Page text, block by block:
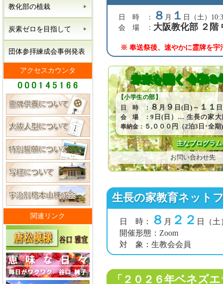
2026/07/31 プロジェクト型組
2026/07/31 令和８年度 ６月晦
2026/07/31 相愛会 相愛会長
2026/07/31 相愛会 （サラリー
2026/07/31 青年会 第５回 青
2026/07/31 生教会 幸せを運ぶ
日 時 ： ８ 月 １ 日（土）
会 場 ： 大阪教化部 ２階
※ 奉送祭後、速やかに霊牌を宇
未来を開く 令和８
【小学生の部】
日 時 ：８ 月９日(日)～１１
会 場 ：9日(日）… 生長の家
奉納金：５,０００円（2泊3日･全期)
主なプログラ
お問い合わせ先
生長の家教育ネット
日 時： ８ 月 ２２ 日（土
開催形態：Zoom
対 象：生教会会員
「２０２６年ベネズエ
教化部の植栽
炭素ゼロを目指して
団体参拝練成会事例発表
アクセスカウンタ
霊牌供養について
大祓人型について
特別誓願について
写経について
宇治別格本山練成会
関連リンク